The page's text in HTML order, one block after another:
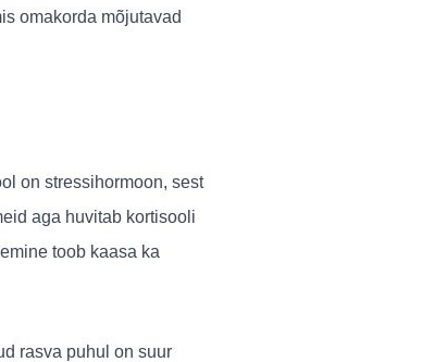
omakorda mõjutavad
on stressihormoon, sest
aga huvitab kortisooli
toob kaasa ka
rasva puhul on suur